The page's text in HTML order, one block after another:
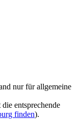
nur für allgemeine
entsprechende
finden).